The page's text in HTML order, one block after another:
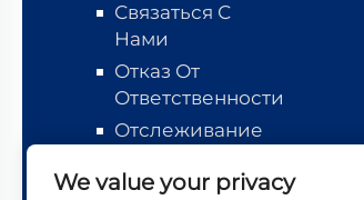
Связаться С
Нами
Отказ От
Ответственности
Отслеживание
We value your privacy